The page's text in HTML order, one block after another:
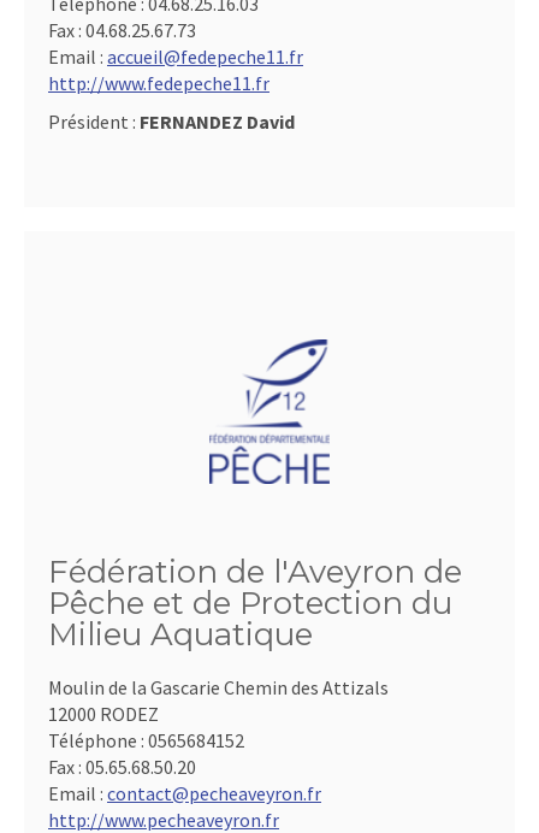
Fax : 04.68.25.67.73
Email : accueil@fedepeche11.fr
http://www.fedepeche11.fr
Président : FERNANDEZ David
Fédération de l'Aveyron de
Pêche et de Protection du
Milieu Aquatique
Moulin de la Gascarie Chemin des Attizals
12000 RODEZ
Téléphone : 0565684152
Fax : 05.65.68.50.20
Email : contact@pecheaveyron.fr
http://www.pecheaveyron.fr